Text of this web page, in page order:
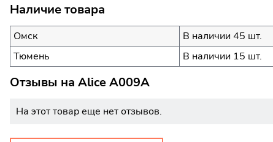
Наличие товара
Омск
В наличии 45 шт.
Тюмень
В наличии 15 шт.
Отзывы на Alice A009A
На этот товар еще нет отзывов.